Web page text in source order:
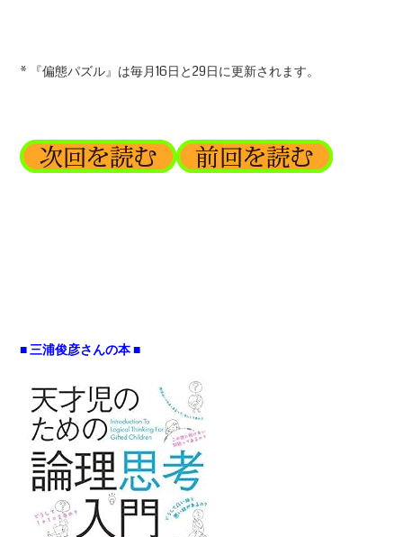
* 『偏態パズル』は毎月16日と29日に更新されます。
■ 三浦俊彦さんの本 ■